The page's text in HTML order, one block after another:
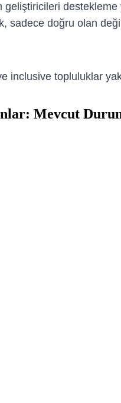
geliştiricileri
sadece doğru olan
inclusive topluluklar
Mevcut